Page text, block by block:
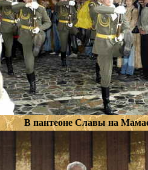
В пантеоне Славы на